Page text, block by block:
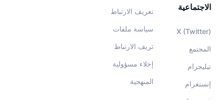
تعريف الارتباط
سياسة ملفات
تريف الارتباط
إخلاء مسؤولية
المنهجية
الاجتماعية
X (Twitter)
المجتمع
تيليجرام
إنستغرام